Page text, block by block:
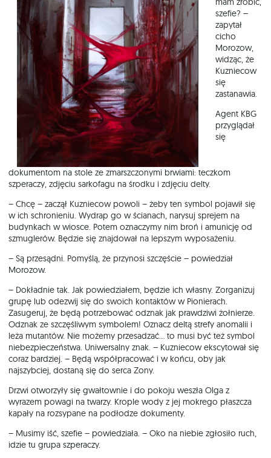
szefie? –
zapytał
cicho
Morozow,
widząc, że
Kuzniecow
się
zastanawia.
Agent KBG
przyglądał
się
dokumentom na stole ze zmarszczonymi brwiami: teczkom
szperaczy, zdjęciu sarkofagu na środku i zdjęciu delty.
– Chcę – zaczął Kuzniecow powoli – żeby ten symbol pojawił się
w ich schronieniu. Wydrap go w ścianach, narysuj sprejem na
budynkach w wiosce. Potem oznaczymy nim broń i amunicję od
szmuglerów. Będzie się znajdował na lepszym wyposażeniu.
– Są przesądni. Pomyślą, że przynosi szczęście – powiedział
Morozow.
– Dokładnie tak. Jak powiedziałem, będzie ich własny. Zorganizuj
grupę lub odezwij się do swoich kontaktów w Pionierach.
Zasugeruj, że będą potrzebować odznak jak prawdziwi żołnierze.
Odznak ze szczęśliwym symbolem! Oznacz deltą strefy anomalii i
leża mutantów. Nie możemy przesadzać… to musi być też symbol
niebezpieczeństwa. Uniwersalny znak. – Kuzniecow ekscytował się
coraz bardziej. – Będą współpracować i w końcu, oby jak
najszybciej, dostaną się do serca Zony.
Drzwi otworzyły się gwałtownie i do pokoju weszła Olga z
wyrazem powagi na twarzy. Krople wody z jej mokrego płaszcza
kapały na rozsypane na podłodze dokumenty.
– Musimy iść, szefie – powiedziała. – Oko na niebie zgłosiło ruch,
idzie tu grupa szperaczy.